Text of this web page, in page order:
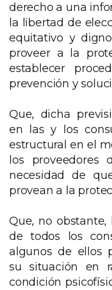
derecho a una
la libertad de
equitativo y
proveer a la
establecer
prevención y
Que, dicha
en las y los
estructural en el
los
necesidad de
provean a la
Que, no obstante,
de todos los
algunos de ellos
su situación en
condición